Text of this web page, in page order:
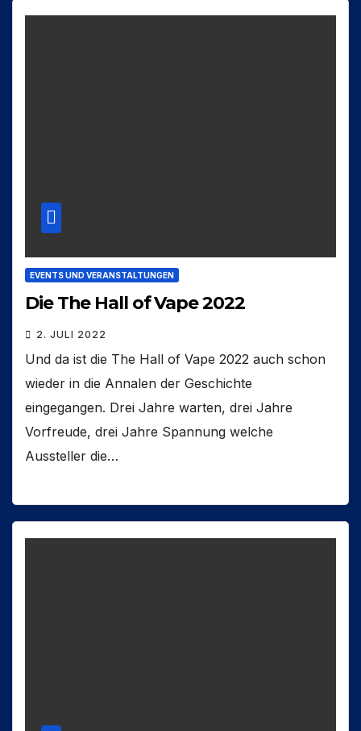
EVENTS UND VERANSTALTUNGEN
Die The Hall of Vape 2022
2. JULI 2022
Und da ist die The Hall of Vape 2022 auch schon
wieder in die Annalen der Geschichte
eingegangen. Drei Jahre warten, drei Jahre
Vorfreude, drei Jahre Spannung welche
Aussteller die…